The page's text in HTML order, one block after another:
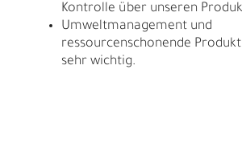
Kontrolle über unseren
Umweltmanagement und
ressourcenschonende
sehr wichtig.